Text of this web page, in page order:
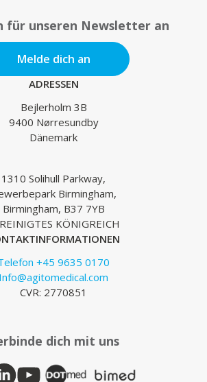
für unseren Newsletter an
Melde dich an
ADRESSEN
Bejlerholm 3B
9400 Nørresundby
Dänemark
1310 Solihull Parkway,
Birmingham,
Birmingham, B37 7YB
KÖNIGREICH
+45 9635 0170
Info@agitomedical.com
CVR: 2770851
dich mit uns